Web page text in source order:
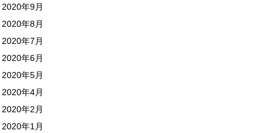
2020年9月
2020年8月
2020年7月
2020年6月
2020年5月
2020年4月
2020年2月
2020年1月